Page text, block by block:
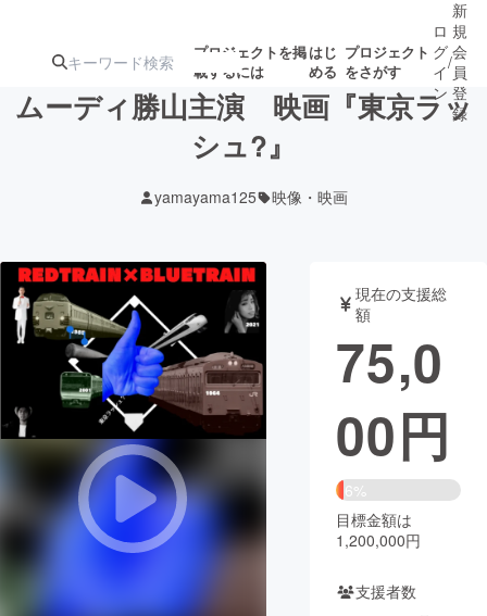
プロジェクトを掲
載するには
はじ
める
プロジェクト
をさがす
ジェクト
募集終了が近いプ
ロジェクト
アート・写真 音楽
テクノロジー・ガジェット ゲーム・
映像・映画 書籍・雑誌
ビジネス・起業 チャレンジ
まちづくり・地域活性化
CAMPFIRE for Social Good
CAMPFIRE Creation
ロ
グ
イ
ン
/
新
規
会
員
登
録
ムーディ勝山主演 映画『東京ラッ
シュ?』
yamayama125 映像・映画
現在の支援総
額
75,0
00円
6%
目標金額は
1,200,000円
支援者数